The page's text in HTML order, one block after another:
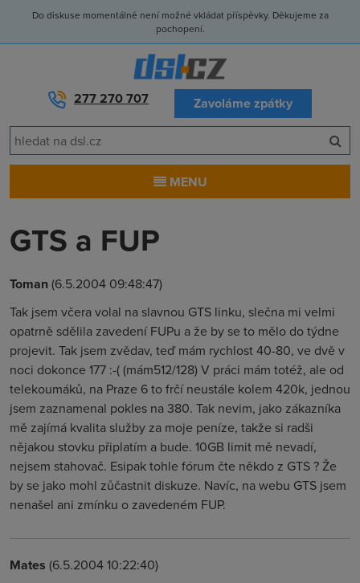
Do diskuse momentálně není možné vkládat příspěvky. Děkujeme za
pochopení.
277 270 707 Zavoláme zpátky
MENU
GTS a FUP
Toman(6.5.2004 09:48:47)
Tak jsem včera volal na slavnou GTS linku, slečna mi velmi
opatrně sdělila zavedení FUPu a že by se to mělo do týdne
projevit. Tak jsem zvědav, teď mám rychlost 40-80, ve dvě v
noci dokonce 177 :-( (mám512/128) V práci mám totéž, ale od
telekoumáků, na Praze 6 to frčí neustále kolem 420k, jednou
jsem zaznamenal pokles na 380. Tak nevim, jako zákazníka
mě zajímá kvalita služby za moje peníze, takže si radši
nějakou stovku připlatím a bude. 10GB limit mě nevadí,
nejsem stahovač. Esipak tohle fórum čte někdo z GTS ? Že
by se jako mohl zůčastnit diskuze. Navíc, na webu GTS jsem
nenašel ani zmínku o zavedeném FUP.
Mates (6.5.2004 10:22:40)